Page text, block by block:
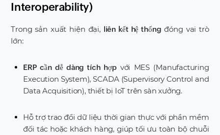
Interoperability)
Trong sản xuất hiện đại, liên kết hệ thống đóng vai trò
lớn:
ERP cần dễ dàng tích hợp với MES (Manufacturing
Execution System), SCADA (Supervisory Control and
Data Acquisition), thiết bị IoT trên sàn xưởng.
Hỗ trợ trao đổi dữ liệu thời gian thực với phần mềm
đối tác hoặc khách hàng, giúp tối ưu toàn bộ chuỗi